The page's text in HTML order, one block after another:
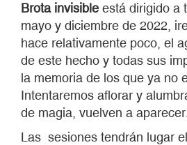
Brota invisible está dirigido a
mayo y diciembre de 2022,
hace relativamente poco, el
de este hecho y todas sus
la memoria de los que ya no
Intentaremos aflorar y
de magia, vuelven a
Las sesiones tendrán lugar